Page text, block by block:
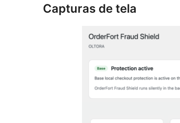
Capturas de tela